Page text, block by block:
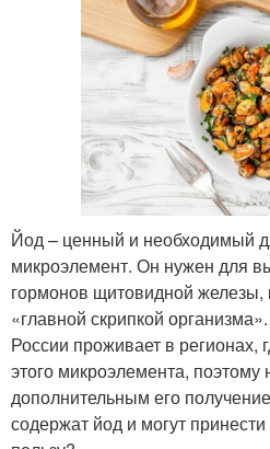
Йод – ценный и необходимый
микроэлемент. Он нужен для
гормонов щитовидной
«главной скрипкой
России проживает в регионах,
этого микроэлемента, поэтому
дополнительным его
содержат йод и могут